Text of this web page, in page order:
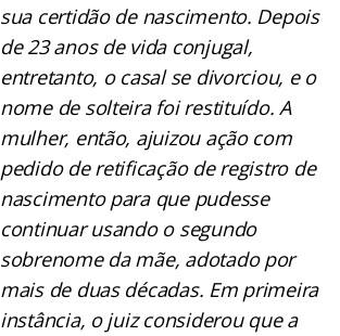
sua certidão de nascimento. Depois
de 23 anos de vida conjugal,
entretanto, o casal se divorciou, e o
nome de solteira foi restituído. A
mulher, então, ajuizou ação com
pedido de retificação de registro de
nascimento para que pudesse
continuar usando o segundo
sobrenome da mãe, adotado por
mais de duas décadas. Em primeira
instância, o juiz considerou que a